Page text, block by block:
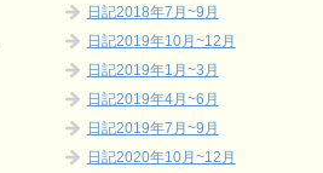
日記2018年7月~9月
日記2019年10月~12月
日記2019年1月~3月
日記2019年4月~6月
日記2019年7月~9月
日記2020年10月~12月